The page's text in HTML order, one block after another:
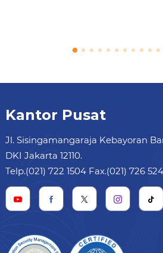
Kantor Pusat
Jl. Sisingamangaraja Kebayoran
DKI Jakarta 12110.
Telp.(021) 722 1504 Fax.(021) 726